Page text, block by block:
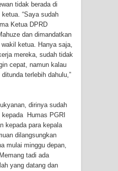
di Ujung Timur
Aceh, Provinsi
Sumatera
Selatan
Guncang Nabire, BMKG
Susulan
tidak berada di
“Saya sudah
Ketua DPRD
dan dimandatkan
ketua. Hanya saja,
mereka, sudah tidak
cepat, namun kalau
terlebih dahulu,”
dirinya sudah
Humas PGRI
kepada para kepala
dilangsungkan
mulai minggu depan,
tadi ada
yang datang dan